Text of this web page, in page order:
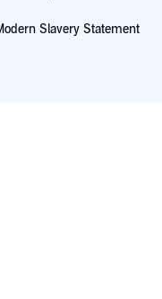
Slavery Statement